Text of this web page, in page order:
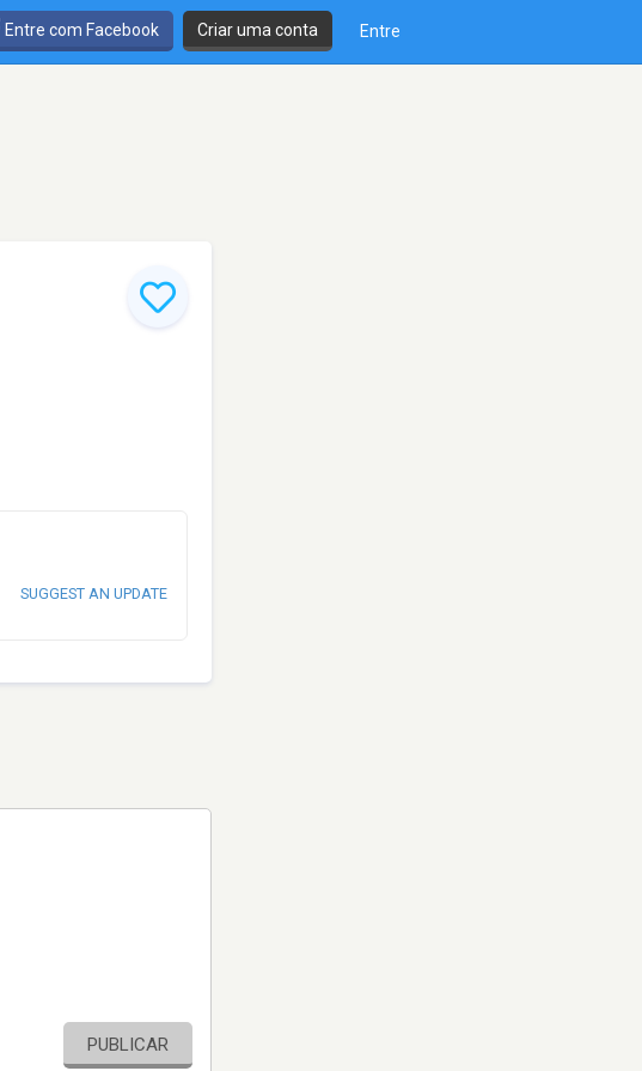
Entre com Facebook Criar uma conta Entre
SUGGEST AN UPDATE
PUBLICAR